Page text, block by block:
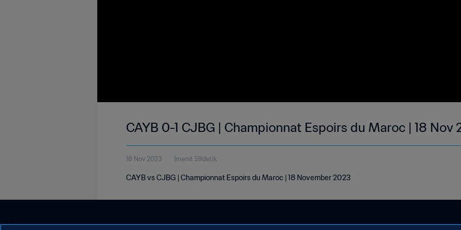
CAYB 0-1 CJBG | Championnat Espoirs du Maroc | 18 Nov
18 Nov 2023 1menit 59detik
CAYB vs CJBG | Championnat Espoirs du Maroc | 18 November 2023